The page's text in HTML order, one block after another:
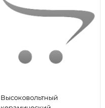
Высоковольтный